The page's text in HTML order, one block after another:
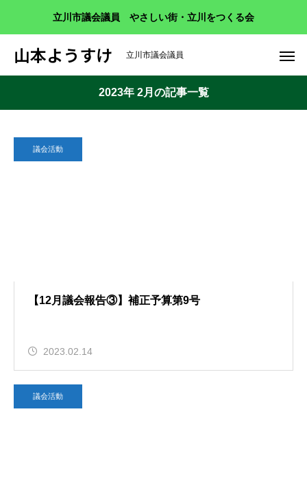
立川市議会議員 やさしい街・立川をつくる会
山本ようすけ 立川市議会議員
2023年 2月の記事一覧
議会活動
【12月議会報告③】補正予算第9号
2023.02.14
議会活動